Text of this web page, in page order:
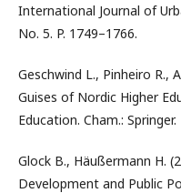
International Journal of
No. 5. P. 1749–1766.
Geschwind L., Pinheiro R.,
Guises of Nordic Higher
Education. Cham.: Springer.
Glock B., Häußermann H.
Development and Public